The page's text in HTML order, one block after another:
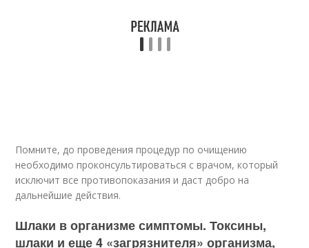
Помните, до проведения процедур по очищению
необходимо проконсультироваться с врачом, который
исключит все противопоказания и даст добро на
дальнейшие действия.
Шлаки в организме симптомы. Токсины,
шлаки и еще 4 «загрязнителя» организма,